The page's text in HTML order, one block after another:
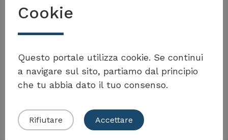
Weitere Massnahmen und
della politica
Cookie
Questo portale utilizza cookie. Se continui
a navigare sul sito, partiamo dal principio
che tu abbia dato il tuo consenso.
Rifiutare Accettare